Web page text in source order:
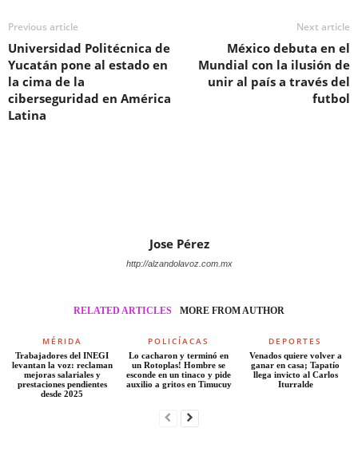
Previous article
Universidad Politécnica de
Yucatán pone al estado en
la cima de la
ciberseguridad en América
Latina
Next article
México debuta en el
Mundial con la ilusión de
unir al país a través del
futbol
Jose Pérez
http://alzandolavoz.com.mx
RELATED ARTICLES MORE FROM AUTHOR
MÉRIDA
Trabajadores del INEGI
levantan la voz: reclaman
mejoras salariales y
prestaciones pendientes
desde 2025
POLICÍACAS
Lo cacharon y terminó en
un Rotoplas! Hombre se
esconde en un tinaco y pide
auxilio a gritos en Timucuy
DEPORTES
Venados quiere volver a
ganar en casa; Tapatío
llega invicto al Carlos
Iturralde